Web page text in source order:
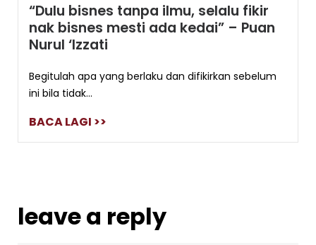
“Dulu bisnes tanpa ilmu, selalu fikir
nak bisnes mesti ada kedai” – Puan
Nurul ‘Izzati
Begitulah apa yang berlaku dan difikirkan sebelum
ini bila tidak...
BACA LAGI >>
leave a reply